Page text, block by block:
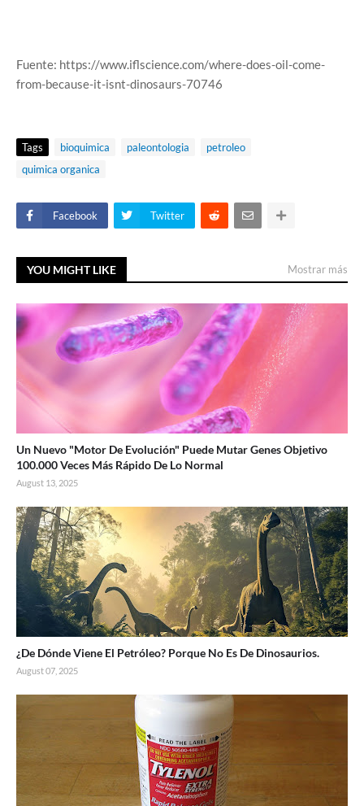
Fuente: https://www.iflscience.com/where-does-oil-come-
from-because-it-isnt-dinosaurs-70746
Tags bioquimica paleontologia
petroleo
quimica organica
Facebook Twitter
YOU MIGHT LIKE Mostrar más
Un Nuevo "Motor De Evolución" Puede Mutar Genes Objetivo
100.000 Veces Más Rápido De Lo Normal
August 13, 2025
¿De Dónde Viene El Petróleo? Porque No Es De Dinosaurios.
August 07, 2025